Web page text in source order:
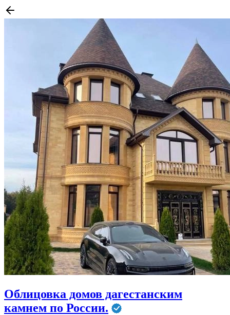
Облицовка домов дагестанским
камнем по России.